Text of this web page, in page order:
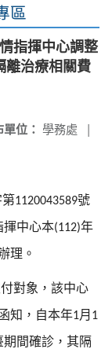
區
指揮中心調整
離治療相關費
位： 學務處 |
第1120043589號
揮中心本(112)年
理。
對象，該中心
知，自本年1月 1
間確診，其隔